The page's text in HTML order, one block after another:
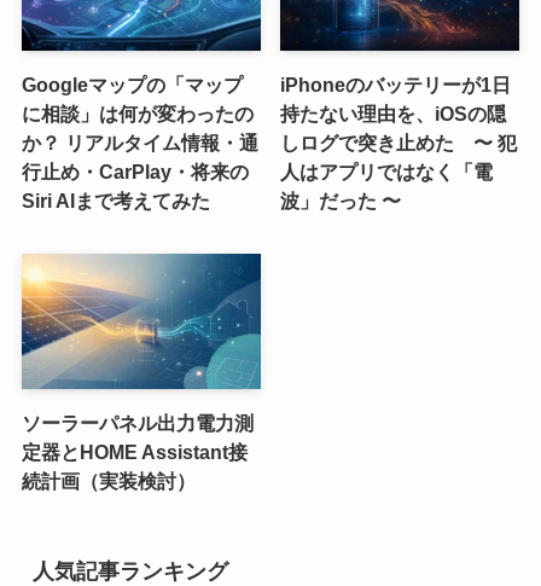
Googleマップの「マップ
に相談」は何が変わったの
か？ リアルタイム情報・通
行止め・CarPlay・将来の
Siri AIまで考えてみた
iPhoneのバッテリーが1日
持たない理由を、iOSの隠
しログで突き止めた 〜 犯
人はアプリではなく「電
波」だった 〜
ソーラーパネル出力電力測
定器とHOME Assistant接
続計画（実装検討）
人気記事ランキング